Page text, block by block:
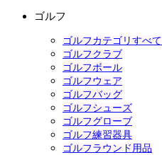
ゴルフ
ゴルフカテゴリすべて
ゴルフクラブ
ゴルフボール
ゴルフウェア
ゴルフバッグ
ゴルフシューズ
ゴルフグローブ
ゴルフ練習器具
ゴルフラウンド用品